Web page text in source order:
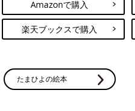
Amazonで購入
楽天ブックスで購入
たまひよの絵本